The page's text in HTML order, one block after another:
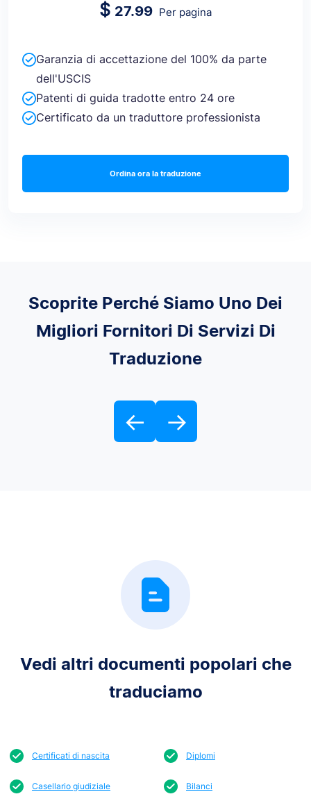
$ 27.99 Per pagina
Garanzia di accettazione del 100% da parte
dell'USCIS
Patenti di guida tradotte entro 24 ore
Certificato da un traduttore professionista
Ordina ora la traduzione
Scoprite Perché Siamo Uno Dei
Migliori Fornitori Di Servizi Di
Traduzione
← →
Vedi altri documenti popolari che
traduciamo
Certificati di nascita Diplomi
Casellario giudiziale Bilanci